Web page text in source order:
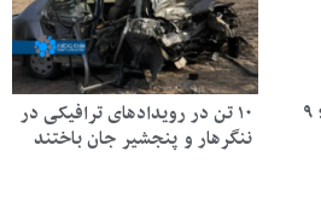
رویداد ترافیکی در مکسیکو؛ ۹ ۱۰ تن در رویدادهای ترافیکی در
ننگرهار و پنجشیر جان باختند